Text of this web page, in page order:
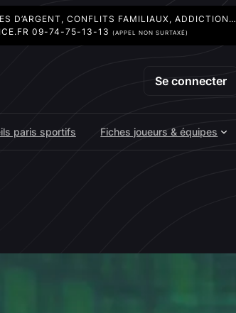
D’ARGENT, CONFLITS FAMILIAUX, ADDICTION…
09-74-75-13-13 (APPEL NON SURTAXÉ)
Se connecter
paris sportifs Fiches joueurs & équipes